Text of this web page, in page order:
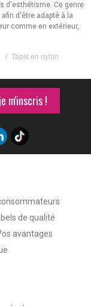
d'esthétisme. Ce genre
d'être adapté à la
comme en extérieur,
/ Tapis en nylon
m'inscris !
de qualité
avantages